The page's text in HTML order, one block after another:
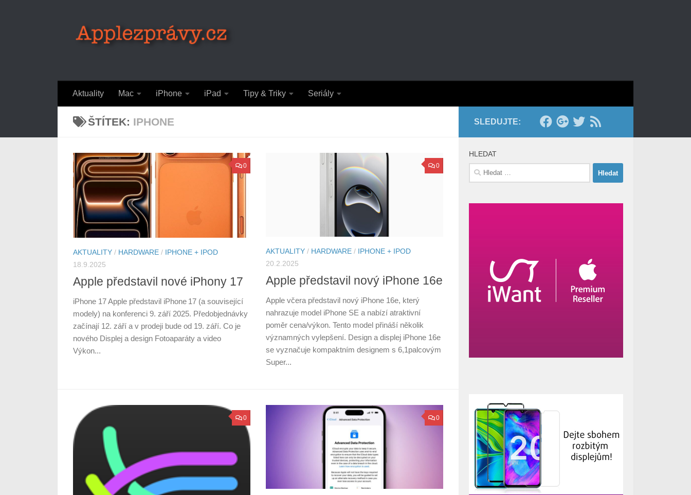
Aktuality Mac iPhone iPad Tipy & Triky Seriály
ŠTÍTEK: IPHONE
0
AKTUALITY / HARDWARE / IPHONE + IPOD
18.9.2025
Apple představil nové iPhony 17
iPhone 17 Apple představil iPhone 17 (a související
modely) na konferenci 9. září 2025. Předobjednávky
začínají 12. září a v prodeji bude od 19. září. Co je
nového Displej a design Fotoaparáty a video
Výkon...
0
AKTUALITY / HARDWARE / IPHONE + IPOD
20.2.2025
Apple představil nový iPhone 16e
Apple včera představil nový iPhone 16e, který
nahrazuje model iPhone SE a nabízí atraktivní
poměr cena/výkon. Tento model přináší několik
významných vylepšení. Design a displej iPhone 16e
se vyznačuje kompaktním designem s 6,1palcovým
Super...
0 0
SLEDUJTE:
HLEDAT
Vyhledávání